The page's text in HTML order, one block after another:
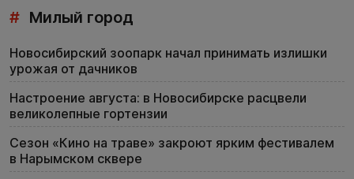
# Милый город
Новосибирский зоопарк начал принимать излишки
урожая от дачников
Настроение августа: в Новосибирске расцвели
великолепные гортензии
Сезон «Кино на траве» закроют ярким фестивалем
в Нарымском сквере